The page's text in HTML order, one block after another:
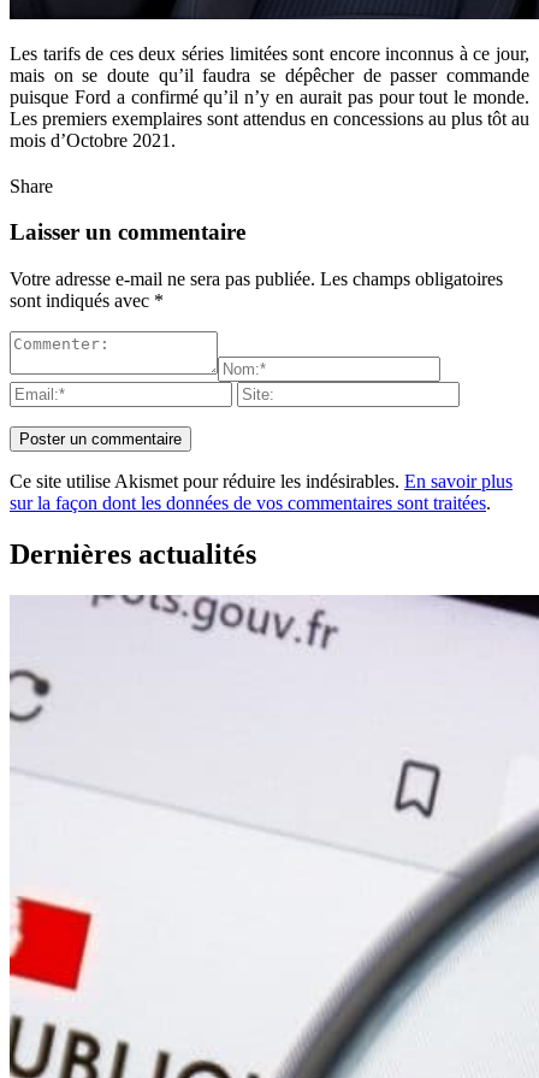
Les tarifs de ces deux séries limitées sont encore inconnus à ce jour,
mais on se doute qu’il faudra se dépêcher de passer commande
puisque Ford a confirmé qu’il n’y en aurait pas pour tout le monde.
Les premiers exemplaires sont attendus en concessions au plus tôt au
mois d’Octobre 2021.
Share
Laisser un commentaire
Votre adresse e-mail ne sera pas publiée. Les champs obligatoires
sont indiqués avec *
Ce site utilise Akismet pour réduire les indésirables. En savoir plus
sur la façon dont les données de vos commentaires sont traitées.
Dernières actualités